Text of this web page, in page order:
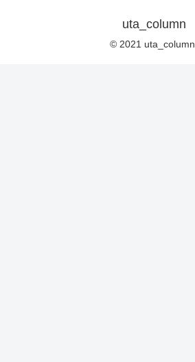
uta_column
© 2021 uta_column.